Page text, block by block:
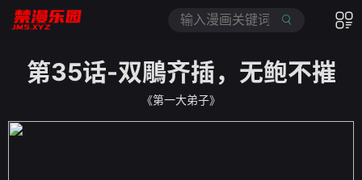
第35话-双鵰齐插，无鲍不摧
《第一大弟子》